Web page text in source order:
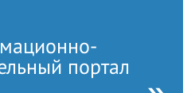
портал